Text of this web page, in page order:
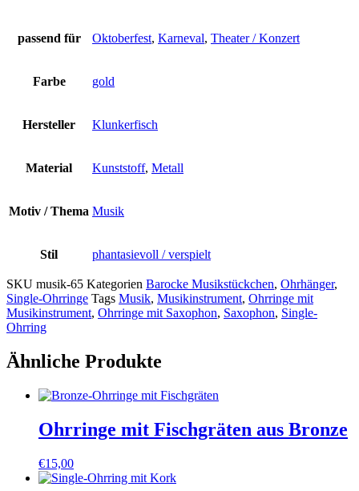
passend für Oktoberfest, Karneval, Theater / Konzert
Farbe gold
Hersteller Klunkerfisch
Material Kunststoff, Metall
Motiv / Thema Musik
Stil phantasievoll / verspielt
SKU musik-65 Kategorien Barocke Musikstückchen, Ohrhänger,
Single-Ohrringe Tags Musik, Musikinstrument, Ohrringe mit
Musikinstrument, Ohrringe mit Saxophon, Saxophon, Single-
Ohrring
Ähnliche Produkte
Ohrringe mit Fischgräten aus Bronze
€15,00